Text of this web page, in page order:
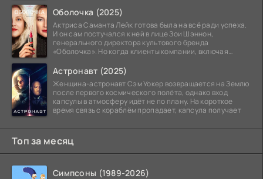
Оболочка (2025)
Актриса Саманта Лейк готова была на всё ради успеха.
И он сам постучался к ней в лице Зои Шэннон,
генерального директора культового бренда
«Оболочка». Но когда клиенты компании, включая
Астронавт (2025)
Женщина-астронавт Сэм Уокер возвращается на Землю
после первого космического полёта, однако вход
капсулы в атмосферу идёт не по плану. На короткое
время связь с кораблём пропадает, капсула получает
Топ за месяц
Симпсоны (1989-2026)